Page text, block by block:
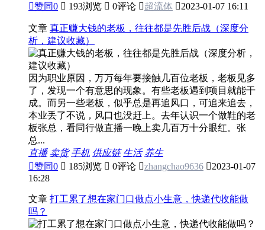
赞同0  193浏览  0评论 超流体 2023-01-07 16:11
文章 真正赚大钱的老板，往往都是先胜后战（深度分
析，建议收藏）
因为职业原因，万万每年要接触几百位老板，老板见多
了，发现一个有意思的现象。有些老板遇到项目就能干
成。而另一些老板，似乎总是再追风口，可追来追去，
本业丢了不说，风口也没赶上。去年认识一个做鞋的老
板张总，看同行做直播一晚上卖几百万十分眼红。张
总...
直播 卖货 手机 供应链 生活 养生
赞同0  185浏览  0评论 zhangchao9636 2023-01-07
16:28
文章 打工累了想在家门口做点小生意，快递代收能做
吗？